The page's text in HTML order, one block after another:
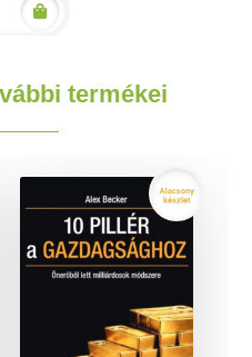
termékei